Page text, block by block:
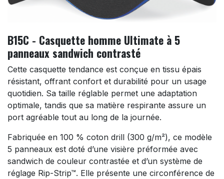
B15C - Casquette homme Ultimate à 5
panneaux sandwich contrasté
Cette casquette tendance est conçue en tissu épais
résistant, offrant confort et durabilité pour un usage
quotidien. Sa taille réglable permet une adaptation
optimale, tandis que sa matière respirante assure un
port agréable tout au long de la journée.
Fabriquée en 100 % coton drill (300 g/m²), ce modèle
5 panneaux est doté d’une visière préformée avec
sandwich de couleur contrastée et d’un système de
réglage Rip-Strip™. Elle présente une circonférence de